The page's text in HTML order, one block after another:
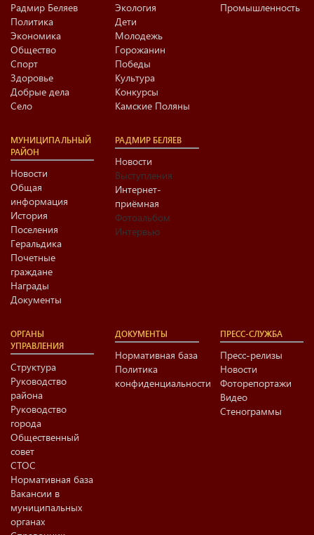
Радмир Беляев
Политика
Экономика
Общество
Спорт
Здоровье
Добрые дела
Село
Экология
Дети
Молодежь
Горожанин
Победы
Культура
Конкурсы
Камские Поляны
Промышленность
МУНИЦИПАЛЬНЫЙ
РАЙОН
Новости
Общая
информация
История
Поселения
Геральдика
Почетные
граждане
Награды
Документы
РАДМИР БЕЛЯЕВ
Новости
Выступления
Интернет-
приёмная
Фотоальбом
Интервью
ОРГАНЫ
УПРАВЛЕНИЯ
Структура
Руководство
района
Руководство
города
Общественный
совет
СТОС
Нормативная база
Вакансии в
муниципальных
органах
ДОКУМЕНТЫ
Нормативная база
Политика
конфиденциальности
ПРЕСС-СЛУЖБА
Пресс-релизы
Новости
Фоторепортажи
Видео
Стенограммы